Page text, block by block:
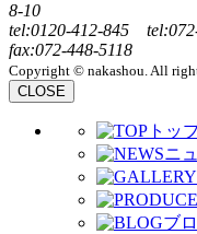
8-10
tel:0120-412-845
fax:072-448-5118
Copyright © nakashou. All
CLOSE
トッ
ニ
ブ